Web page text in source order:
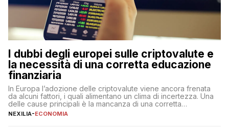
I dubbi degli europei sulle criptovalute e
la necessità di una corretta educazione
finanziaria
In Europa l’adozione delle criptovalute viene ancora frenata
da alcuni fattori, i quali alimentano un clima di incertezza. Una
delle cause principali è la mancanza di una corretta
educazione finanziaria, che impedisce ad una larga parte della
NEXILIA-ECONOMIA